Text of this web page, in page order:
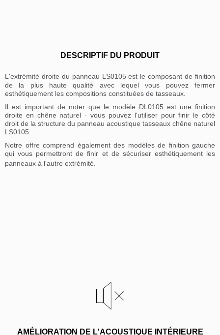
DESCRIPTIF DU PRODUIT
L'extrémité droite du panneau LS0105 est le composant de finition
de la plus haute qualité avec lequel vous pouvez fermer
esthétiquement les compositions constituées de tasseaux.
Il est important de noter que le modèle DL0105 est une finition
droite en chêne naturel - vous pouvez l'utiliser pour finir le côté
droit de la structure du panneau acoustique tasseaux chêne naturel
LS0105.
Notre offre comprend également des modèles de finition gauche
qui vous permettront de finir et de sécuriser esthétiquement les
panneaux à l'autre extrémité.
AMÉLIORATION DE L'ACOUSTIQUE INTÉRIEURE